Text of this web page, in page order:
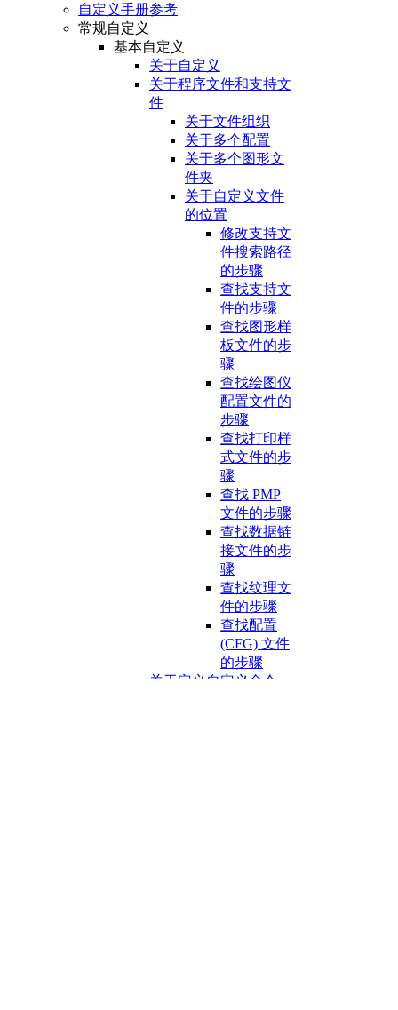
自定义手册参考
常规自定义
基本自定义
关于自定义
关于程序文件和支持文
件
关于文件组织
关于多个配置
关于多个图形文
件夹
关于自定义文件
的位置
修改支持文
件搜索路径
的步骤
查找支持文
件的步骤
查找图形样
板文件的步
骤
查找绘图仪
配置文件的
步骤
查找打印样
式文件的步
骤
查找 PMP
文件的步骤
查找数据链
接文件的步
骤
查找纹理文
件的步骤
查找配置
(CFG) 文件
的步骤
关于定义自定义命令